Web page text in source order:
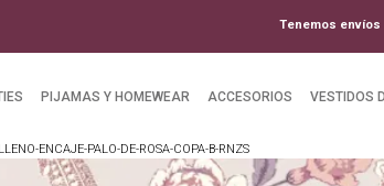
Tenemos envíos
PIJAMAS Y HOMEWEAR ACCESORIOS VESTIDOS
ENCAJE-PALO-DE-ROSA-COPA-B-RNZS